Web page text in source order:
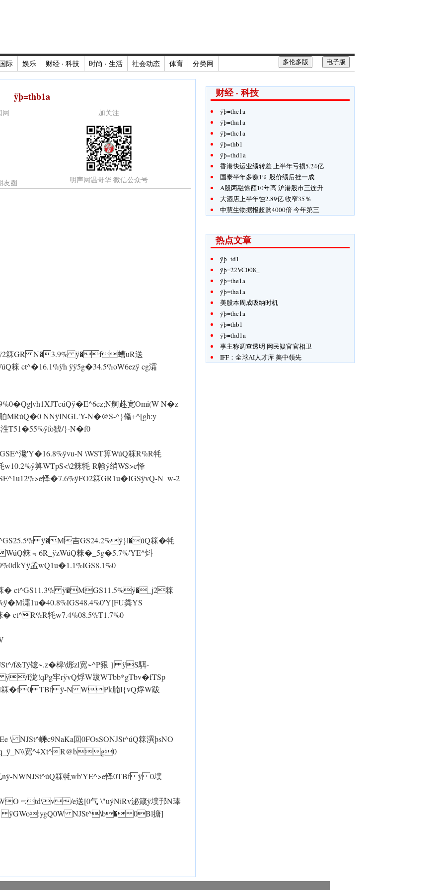
际 娱乐 财经 · 科技 时尚 · 生活 社会动态 体育 分类网 电子版
多伦多版
ÿþ=thb1a
网
友圈
加关注
明声网温哥华 微信公众号
ÿ2箖GR N�3.9% ÿ�f螬uR送
箖 ct^�16.1%ÿh ÿ ÿ5g�34.5%oW6ez ÿ cg灀
ÿ�E^6ez;N舸趎宽Omi(W-N�z
NN ÿINGL'Y-N�@S-^}翛+^[gh:y
T51�55% ÿfo猇/}-N�f0
'Y�16.8% ÿvu-N \WST箅 WúQ箖R%R牦
ÿ箅 WTpS<\2箖牦 R螒 ÿ绡WS>e怿
怿�7.6% ÿFO2箖GR1u�IGS ÿvQ-N_w-2
� ct^GS25.5% ÿ�M吉GS24.2%ÿ}l�úQ箖�牦
WúQ箖﹃6R_ ÿzWúQ箖�_5g�5.7%'YE^炓
ÿ孟wQ1u�1.1%IGS8.1%0
ÿ2箖� ct^GS11.3% ÿ�MGS11.5%ÿ�_j2箖
灀1u�40.8%IGS48.4%0'Y[FU粪YS
牦w7.4%08.5%T1.7%0
f&Tý镱~.z�槔\烿zl宽~^ P豤 } ÿS駬-
!qPg牢rÿvQ烰 W跋 WTbb*gTbv�fTSp
N WI箖�f0 TBf ÿ-N WPk腩I{vQ烰 W跋
\ NJSt^嵊c9NaKa回0FOsSO NJSt^úQ箖潩þsNO
宽^4Xt^R@bg0
n ÿ-N W NJSt^úQ箖牦wb'YE^>e怿0 TBf ÿ 0墣
WO﹃td\v/e送[0气 \"uýNiRv泌箴 ÿ墣邘N琫
} ÿGWo:ygQ0W NJSt^\b� 0Bl搪]
财经 · 科技
ÿþ=the1a
ÿþ=tha1a
ÿþ=thc1a
ÿþ=thb1
ÿþ=thd1a
香港快运业绩转差 上半年亏损5.24亿
国泰半年多赚1% 股价绩后挫一成
A股两融馀额10年高 沪港股市三连升
大酒店上半年蚀2.89亿 收窄35％
中慧生物据报超购4000倍 今年第三
热点文章
ÿþ=td1
ÿþ=22VC008_
ÿþ=the1a
ÿþ=tha1a
美股本周成吸纳时机
ÿþ=thc1a
ÿþ=thb1
ÿþ=thd1a
事主称调查透明 网民疑官官相卫
IFF：全球AI人才库 美中领先